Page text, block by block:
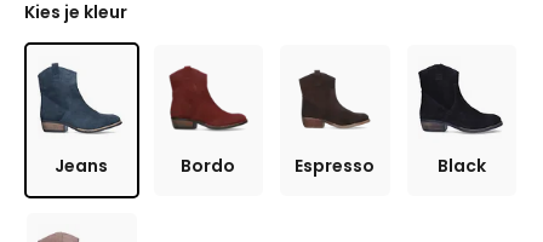
Kies je kleur
Jeans Bordo Espresso Black